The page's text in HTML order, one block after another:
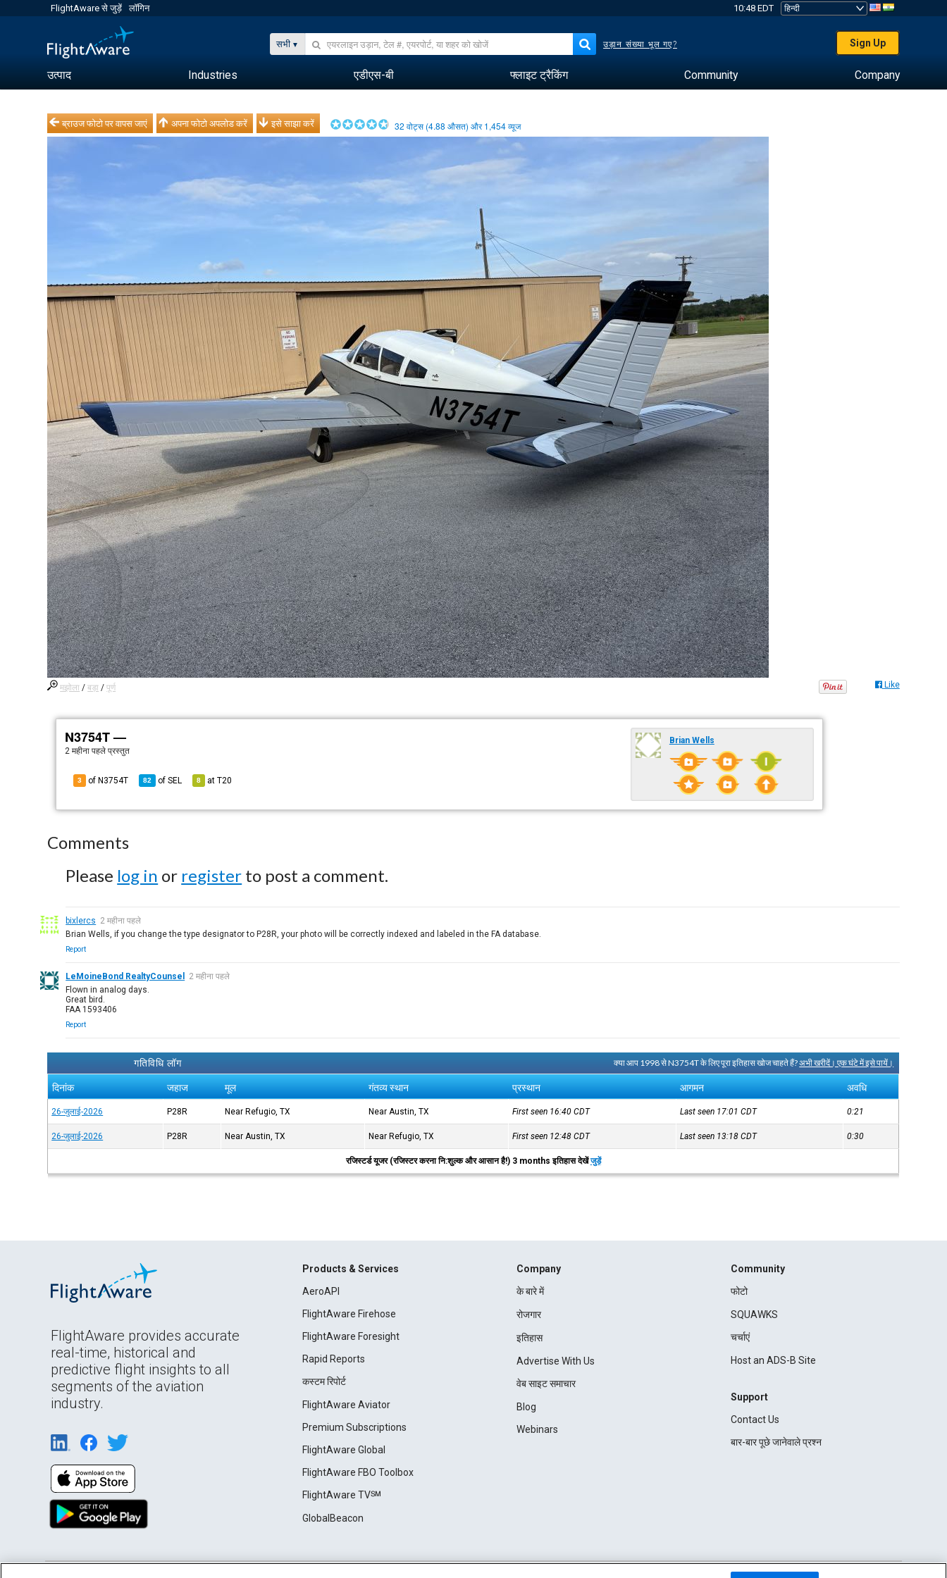
FlightAware से जुड़ें लॉगिन 10:48 EDT
सभी उड़ान संख्या भूल गए? Sign Up
उत्पाद Industries एडीएस-बी फ्लाइट ट्रैकिंग Community Company
ब्राउज फोटो पर वापस जाएं अपना फोटो अपलोड करें इसे साझा करें 32 वोट्स (4.88 औसत) और1,454व्यूज
मझोला /बड़ा /पूर्ण Like
N3754T —
2 महीना पहले प्रस्तुत
3 of N3754T 82 ofSEL 8 atT20
Brian Wells
Comments
Please log in or register to post a comment.
bixlercs 2 महीना पहले
Brian Wells, if you change the type designator to P28R, your photo will be correctly indexed and labeled in the FA database.
Report
LeMoineBond RealtyCounsel
2 महीना पहले
Flown in analog days.
Great bird.
FAA 1593406
Report
गतिविधि लॉग क्या आप 1998 से N3754T के लिए पूरा इतिहास खोज चाहते हैं?अभी खरीदें। एक घंटे में इसे पायें।
दिनांक जहाज मूल गंतव्य स्थान प्रस्थान आगमन अवधि
26-जुलाई-2026 P28R Near Refugio, TX Near Austin, TX First seen 16:40CDT Last seen 17:01CDT 0:21
26-जुलाई-2026 P28R Near Austin, TX Near Refugio, TX First seen 12:48CDT Last seen 13:18CDT 0:30
रजिस्टर्ड यूजर (रजिस्टर करना नि:शुल्क और आसान है!) 3 months इतिहास देखेंजुड़ें
FlightAware provides accurate
real-time, historical and
predictive flight insights to all
segments of the aviation
industry.
Products & Services
AeroAPI
FlightAware Firehose
FlightAware Foresight
Rapid Reports
कस्टम रिपोर्ट
FlightAware Aviator
Premium Subscriptions
FlightAware Global
FlightAware FBO Toolbox
FlightAware TV℠
GlobalBeacon
Company
के बारे में
रोजगार
इतिहास
Advertise With Us
वेब साइट समाचार
Blog
Webinars
Community
फोटो
SQUAWKS
चर्चाएं
Host an ADS-B Site
Support
Contact Us
बार-बार पूछे जानेवाले प्रश्न